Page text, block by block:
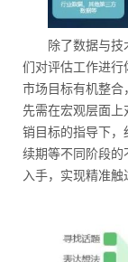
除了数据与
们对评估工作进行
市场目标有机整合
先需在宏观层面
销目标的指导下，
续期等不同阶段的
入手，实现精准触